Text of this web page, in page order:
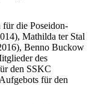
für die Poseidon-
Mathilda ter Stal
Benno Buckow
des
den SSKC
für den